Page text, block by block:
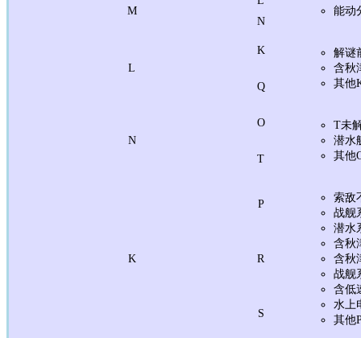
M
能动
N
L
K
解谜
含秋
其他
Q
N
O
T未
潜水
其他
T
K
P
索敌
战舰
潜水
含秋
含秋
战舰
含低
水上
其他
R
S